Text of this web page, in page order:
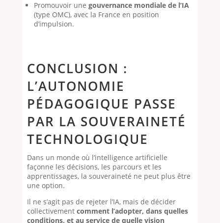
Promouvoir une gouvernance mondiale de l’IA
(type OMC), avec la France en position
d’impulsion.
CONCLUSION :
L’AUTONOMIE
PÉDAGOGIQUE PASSE
PAR LA SOUVERAINETÉ
TECHNOLOGIQUE
Dans un monde où l’intelligence artificielle
façonne les décisions, les parcours et les
apprentissages, la souveraineté ne peut plus être
une option.
Il ne s’agit pas de rejeter l’IA, mais de décider
collectivement comment l’adopter, dans quelles
conditions, et au service de quelle vision